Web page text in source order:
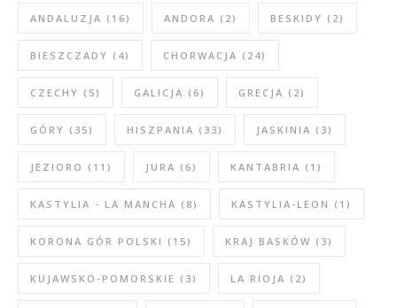
ANDALUZJA (16) ANDORA (2) BESKIDY (2)
BIESZCZADY (4) CHORWACJA (24)
CZECHY (5) GALICJA (6) GRECJA (2)
GÓRY (35) HISZPANIA (33) JASKINIA (3)
JEZIORO (11) JURA (6) KANTABRIA (1)
KASTYLIA - LA MANCHA (8) KASTYLIA-LEON (1)
KORONA GÓR POLSKI (15) KRAJ BASKÓW (3)
KUJAWSKO-POMORSKIE (3) LA RIOJA (2)